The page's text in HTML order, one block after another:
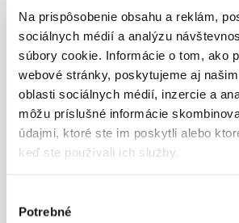
Na prispôsobenie obsahu a reklám,
sociálnych médií a analýzu
súbory cookie. Informácie o tom, ako
webové stránky, poskytujeme aj
oblasti sociálnych médií, inzercie a
môžu príslušné informácie
údajmi, ktoré ste im poskytli alebo
keď ste používali ich služby.
súhlasu
Potrebné
1001082819 9903I7 1190
1001082822